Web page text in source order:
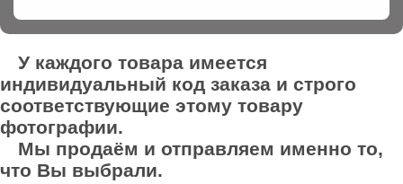
У каждого товара имеется
индивидуальный код заказа и строго
соответствующие этому товару
фотографии.
Мы продаём и отправляем именно то,
что Вы выбрали.